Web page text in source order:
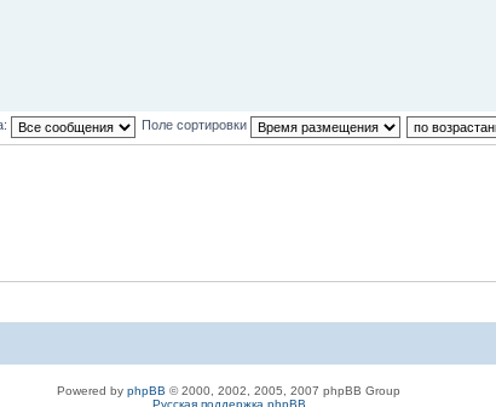
Поле сортировки
Powered by phpBB © 2000, 2002, 2005, 2007 phpBB Group
Русская поддержка phpBB